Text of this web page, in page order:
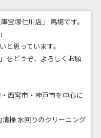
宝塚仁川店」 馬場です。
と思っています。
をどうぞ、よろしくお願
西宮市・神戸市を中心に
掃 水回りのクリーニング